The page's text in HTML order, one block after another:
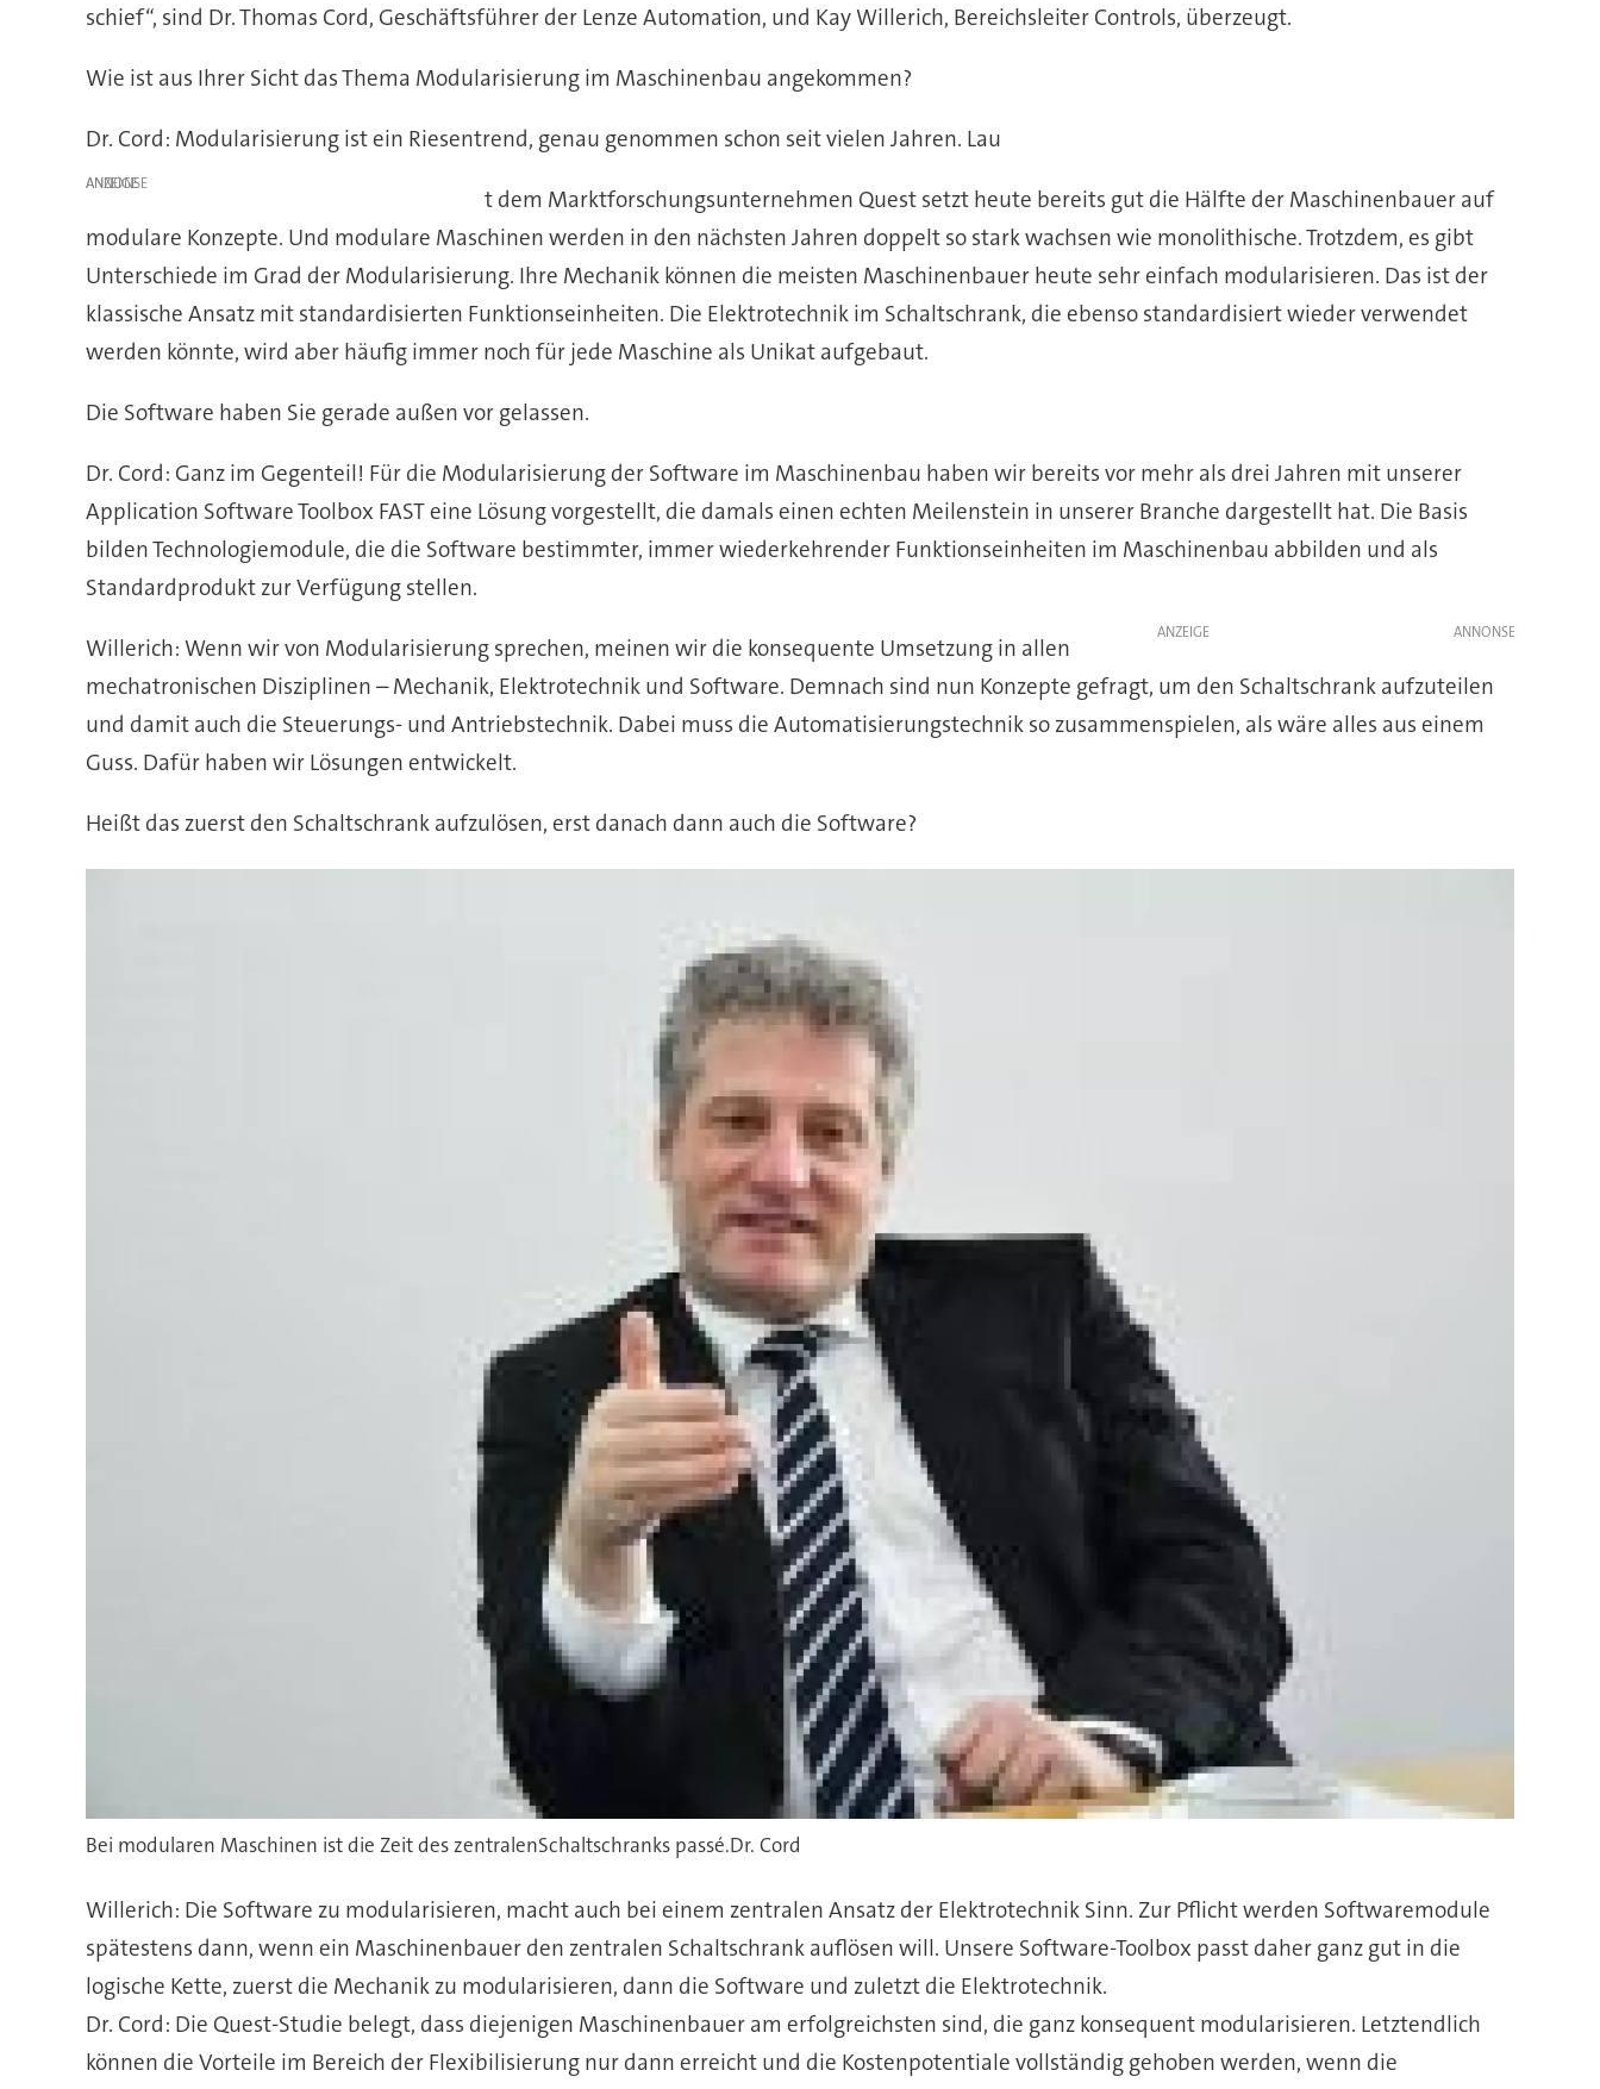
schief“, sind Dr. Thomas Cord, Geschäftsführer der Lenze Automation, und Kay Willerich, Bereichsleiter Controls, überzeugt.
Wie ist aus Ihrer Sicht das Thema Modularisierung im Maschinenbau angekommen?
Dr. Cord: Modularisierung ist ein Riesentrend, genau genommen schon seit vielen Jahren. Lau
ANZEIGE
t dem Marktforschungsunternehmen Quest setzt heute bereits gut die Hälfte der Maschinenbauer auf
modulare Konzepte. Und modulare Maschinen werden in den nächsten Jahren doppelt so stark wachsen wie monolithische. Trotzdem, es gibt
Unterschiede im Grad der Modularisierung. Ihre Mechanik können die meisten Maschinenbauer heute sehr einfach modularisieren. Das ist der
klassische Ansatz mit standardisierten Funktionseinheiten. Die Elektrotechnik im Schaltschrank, die ebenso standardisiert wieder verwendet
werden könnte, wird aber häufig immer noch für jede Maschine als Unikat aufgebaut.
Die Software haben Sie gerade außen vor gelassen.
Dr. Cord: Ganz im Gegenteil! Für die Modularisierung der Software im Maschinenbau haben wir bereits vor mehr als drei Jahren mit unserer
Application Software Toolbox FAST eine Lösung vorgestellt, die damals einen echten Meilenstein in unserer Branche dargestellt hat. Die Basis
bilden Technologiemodule, die die Software bestimmter, immer wiederkehrender Funktionseinheiten im Maschinenbau abbilden und als
Standardprodukt zur Verfügung stellen.
ANZEIGE
Willerich: Wenn wir von Modularisierung sprechen, meinen wir die konsequente Umsetzung in allen
mechatronischen Disziplinen – Mechanik, Elektrotechnik und Software. Demnach sind nun Konzepte gefragt, um den Schaltschrank aufzuteilen
und damit auch die Steuerungs- und Antriebstechnik. Dabei muss die Automatisierungstechnik so zusammenspielen, als wäre alles aus einem
Guss. Dafür haben wir Lösungen entwickelt.
Heißt das zuerst den Schaltschrank aufzulösen, erst danach dann auch die Software?
Bei modularen Maschinen ist die Zeit des zentralenSchaltschranks passé.Dr. Cord
Willerich: Die Software zu modularisieren, macht auch bei einem zentralen Ansatz der Elektrotechnik Sinn. Zur Pflicht werden Softwaremodule
spätestens dann, wenn ein Maschinenbauer den zentralen Schaltschrank auflösen will. Unsere Software-Toolbox passt daher ganz gut in die
logische Kette, zuerst die Mechanik zu modularisieren, dann die Software und zuletzt die Elektrotechnik.
Dr. Cord: Die Quest-Studie belegt, dass diejenigen Maschinenbauer am erfolgreichsten sind, die ganz konsequent modularisieren. Letztendlich
können die Vorteile im Bereich der Flexibilisierung nur dann erreicht und die Kostenpotentiale vollständig gehoben werden, wenn die